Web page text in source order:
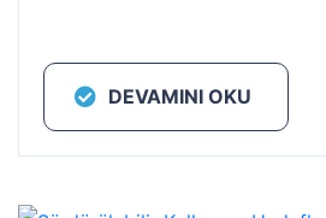
DEVAMINI OKU